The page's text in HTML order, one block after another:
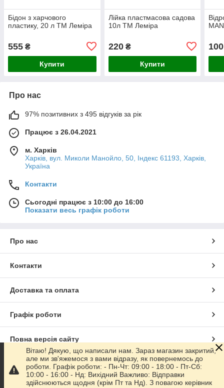
Бідон з харчового
пластику, 20 л ТМ Леміра
555 ₴
Купити
Лійка пластмасова садова
10л ТМ Леміра
220₴
Купити
100
Про нас
97% позитивних з 495 відгуків за рік
Працює з 26.04.2021
м. Харків
Харків, вул. Миколи Манойло, 50, Індекс 61193, Харків,
Україна
Контакти
Сьогодні працює з 10:00 до 16:00
Показати весь графік роботи
Про нас
Контакти
Доставка та оплата
Графік роботи
Повна версія сайту
Сайт створено на маркетплейсіProm.ua
Вітаю! Дякую, що написали нам. Зараз магазин закритий,
але ми зв'яжемося з вами відразу, як повернемось до
роботи. Графік роботи: - Пн-Чт: 09:00 - 18:00 - Пт-Сб:
10:00 - 16:00 - Нд: Вихідний Важливо: Відправки
здійснюються щодня (крім Пт та Нд). З повагою керівник